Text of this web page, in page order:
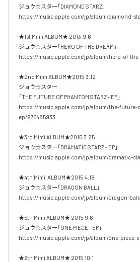
ジョウ☆スター「DIAMOND STARZ」
https://music.apple.com/jp/album/diamond-
★1st Mimi ALBUM★ 2013.9.6
ジョウ☆スター「HERO OF THE DREAM」
https://music.apple.com/jp/album/hero-of-the-
★2nd Mimi ALBUM★2015.3.12
ジョウ☆スター
「THE FUTURE OF PHANTOM STARZ - EP」
https://music.apple.com/jp/album/the-future-
ep/975485933
★3rd Mimi ALBUM★2015.3.25
ジョウ☆スター「DRAMATIC STARZ - EP」
https://music.apple.com/jp/album/dramatic-
★4th Mimi  ALBUM★2015.4.18
ジョウ☆スター「DRAGON BALL」
https://music.apple.com/jp/album/dragon-
★5th Mimi ALBUM★ 2015.9.6
ジョウ☆スター「ONE PIECE - EP」
https://music.apple.com/jp/album/one-piece-
★6th Mimi ALBUM★ 2015.10.1